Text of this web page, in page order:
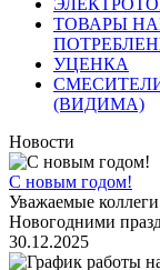
ТОВАРЫ
УЦЕНКА
(ВИДИМА)
Новости
С новым годом!
Уважаемые
Новогодними
30.12.2025